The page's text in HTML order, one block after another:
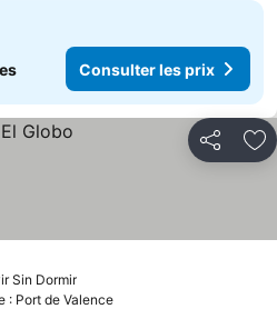
Consulter les prix
Partager
Sin Dormir
: Port de Valence